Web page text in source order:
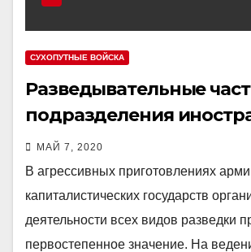
СУХОПУТНЫЕ ВОЙСКА
Разведывательные
подразделения
армий
МАЙ 7, 2020
В агрессивных приготовлениях
капиталистических государств
деятельности всех видов разведки
первостепенное значение. На